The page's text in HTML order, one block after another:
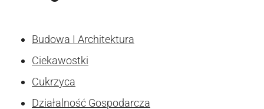
Budowa I Architektura
Ciekawostki
Cukrzyca
Działalność Gospodarcza